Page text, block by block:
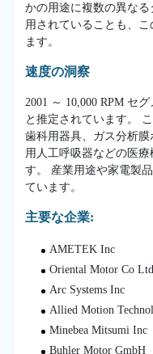
かの用途に複数の異な
用されていることも、
ます。
速度の洞察
2001 ～ 10,000 RPM セ
と推定されています。
歯科用器具、ガス分析
用人工呼吸器などの医
す。 産業用途や家電製
ています。
主要な企業:
AMETEK Inc
Oriental Motor Co Ltd
Arc Systems Inc
Allied Motion
Minebea Mitsumi Inc
Buhler Motor GmbH